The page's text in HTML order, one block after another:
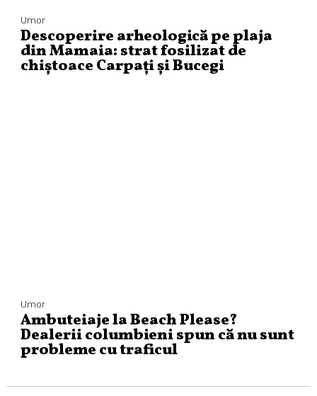
Umor
Descoperire arheologică pe plaja
din Mamaia: strat fosilizat de
chiștoace Carpați și Bucegi
Umor
Ambuteiaje la Beach Please?
Dealerii columbieni spun că nu sunt
probleme cu traficul